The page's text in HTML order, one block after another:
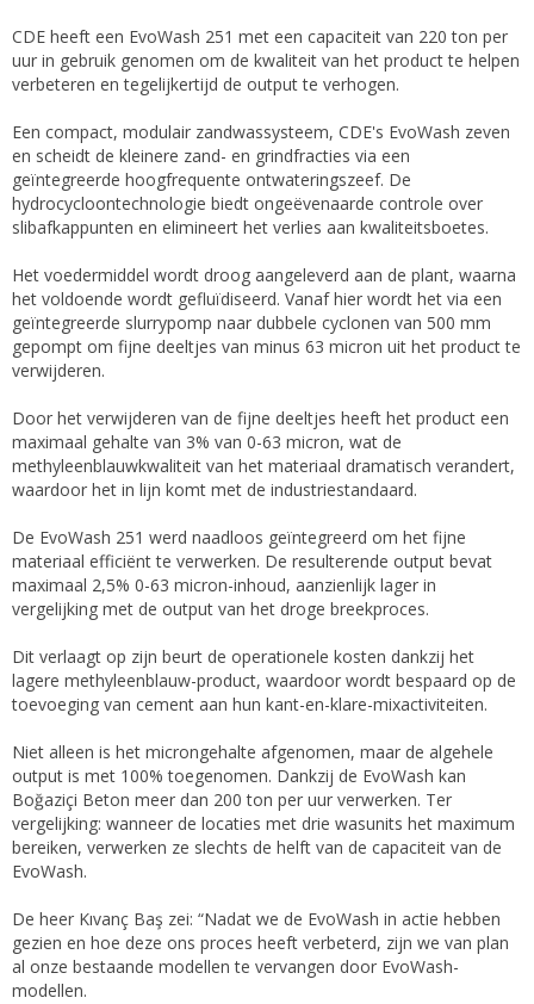
CDE heeft een EvoWash 251 met een capaciteit van 220 ton per
uur in gebruik genomen om de kwaliteit van het product te helpen
verbeteren en tegelijkertijd de output te verhogen.
Een compact, modulair zandwassysteem, CDE's EvoWash zeven
en scheidt de kleinere zand- en grindfracties via een
geïntegreerde hoogfrequente ontwateringszeef. De
hydrocycloontechnologie biedt ongeëvenaarde controle over
slibafkappunten en elimineert het verlies aan kwaliteitsboetes.
Het voedermiddel wordt droog aangeleverd aan de plant, waarna
het voldoende wordt gefluïdiseerd. Vanaf hier wordt het via een
geïntegreerde slurrypomp naar dubbele cyclonen van 500 mm
gepompt om fijne deeltjes van minus 63 micron uit het product te
verwijderen.
Door het verwijderen van de fijne deeltjes heeft het product een
maximaal gehalte van 3% van 0-63 micron, wat de
methyleenblauwkwaliteit van het materiaal dramatisch verandert,
waardoor het in lijn komt met de industriestandaard.
De EvoWash 251 werd naadloos geïntegreerd om het fijne
materiaal efficiënt te verwerken. De resulterende output bevat
maximaal 2,5% 0-63 micron-inhoud, aanzienlijk lager in
vergelijking met de output van het droge breekproces.
Dit verlaagt op zijn beurt de operationele kosten dankzij het
lagere methyleenblauw-product, waardoor wordt bespaard op de
toevoeging van cement aan hun kant-en-klare-mixactiviteiten.
Niet alleen is het microngehalte afgenomen, maar de algehele
output is met 100% toegenomen. Dankzij de EvoWash kan
Boğaziçi Beton meer dan 200 ton per uur verwerken. Ter
vergelijking: wanneer de locaties met drie wasunits het maximum
bereiken, verwerken ze slechts de helft van de capaciteit van de
EvoWash.
De heer Kıvanç Baş zei: “Nadat we de EvoWash in actie hebben
gezien en hoe deze ons proces heeft verbeterd, zijn we van plan
al onze bestaande modellen te vervangen door EvoWash-
modellen.